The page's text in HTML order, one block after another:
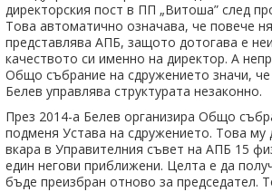
директорския пост в ПП „Витоша” след
Това автоматично означава, че повече
представлява АПБ, защото дотогава е
качеството си именно на директор. А
Общо събрание на сдружението значи, че
Белев управлява структурата незаконно.
През 2014-а Белев организира Общо
подменя Устава на сдружението. Това
вкара в Управителния съвет на АПБ 15
един негови приближени. Целта е да
бъде преизбран отново за председател.